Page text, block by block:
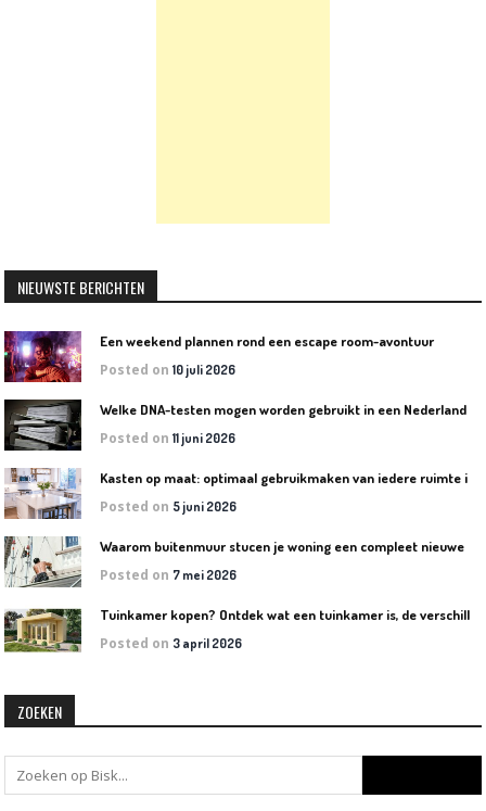
NIEUWSTE BERICHTEN
Een weekend plannen rond een escape room-avontuur
Posted on10 juli 2026
Posted on11 juni 2026
Posted on 5 juni 2026
Posted on 7 mei 2026
Posted on 3 april 2026
ZOEKEN